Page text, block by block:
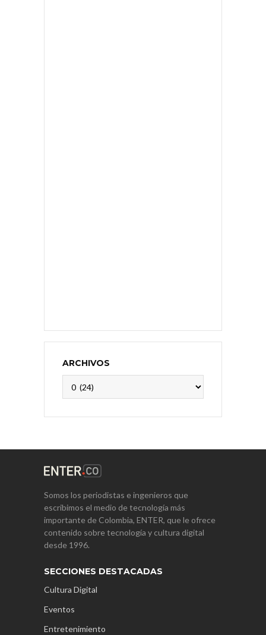
ARCHIVOS
Somos los periodistas e ingenieros que
escribimos el medio de tecnología más
importante de Colombia, ENTER, que le ofrece
contenido sobre tecnología y cultura digital
desde 1996.
SECCIONES DESTACADAS
Cultura Digital
Eventos
Entretenimiento